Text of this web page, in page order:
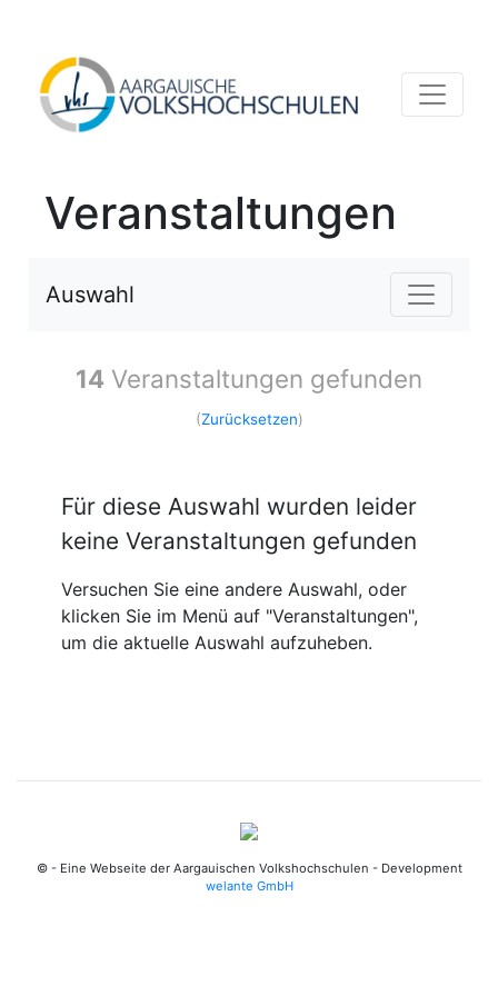
Veranstaltungen
Auswahl
14 Veranstaltungen gefunden
(Zurücksetzen)
Für diese Auswahl wurden leider
keine Veranstaltungen gefunden
Versuchen Sie eine andere Auswahl, oder
klicken Sie im Menü auf "Veranstaltungen",
um die aktuelle Auswahl aufzuheben.
© - Eine Webseite der Aargauischen Volkshochschulen - Development
welante GmbH